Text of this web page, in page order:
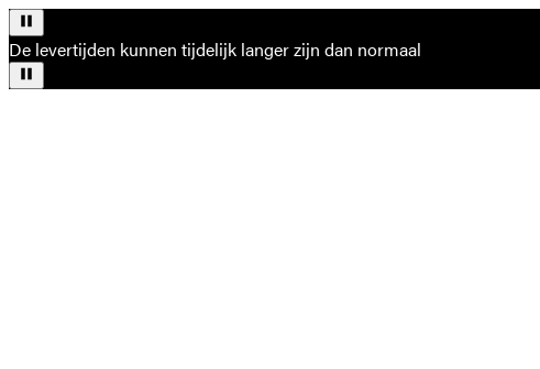
De levertijden kunnen tijdelijk langer zijn dan normaal